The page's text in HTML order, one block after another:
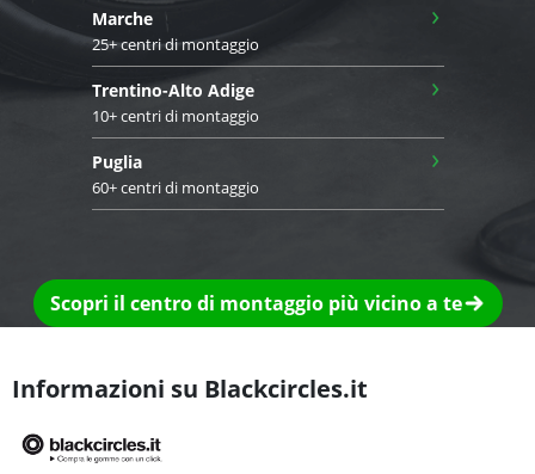
Marche
25+ centri di montaggio
›
Trentino-Alto Adige
10+ centri di montaggio
›
Puglia
60+ centri di montaggio
›
Scopri il centro di montaggio più vicino a te
Informazioni su Blackcircles.it